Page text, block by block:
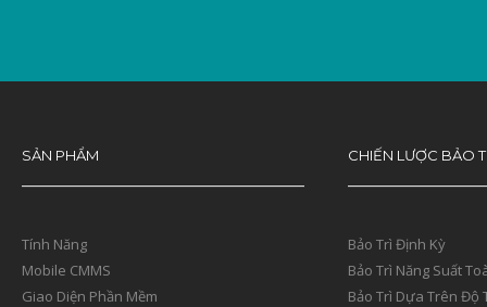
SẢN PHẨM
Tính Năng
Mobile CMMS
Giao Diện Phần Mềm
CHIẾN LƯỢC BẢO
Bảo Trì Định Kỳ
Bảo Trì Năng Suất
Bảo Trì Dựa Trên Độ